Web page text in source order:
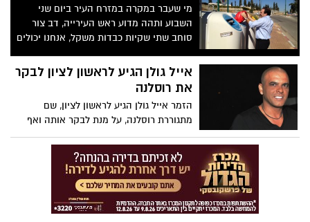
מי שעבר במקרה במזרח העיר ביום שני
השבוע ותהה מדוע ראש העירייה, דב צור
סוחב שתי שקיות כבדות משקל, אנחנו יכולים
במקום.
אייל גולן הגיע לראשון לציון לבקר
את רוסלנה
הזמר אייל גולן הגיע לראשון לציון, שם
מתגוררת רוסלנה, על מנת לבקר אותה ואף
העלה תמונה של שניהם לאינסטגרם, תחת
הכיתוב "אחרי חודש באתי לראות את היפה
שלי, אפשר להישאר חברים".